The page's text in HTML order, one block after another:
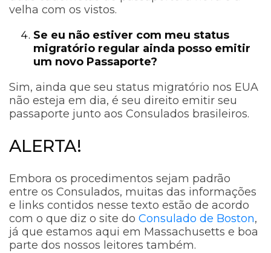
velha com os vistos.
Se eu não estiver com meu status
migratório regular ainda posso emitir
um novo Passaporte?
Sim, ainda que seu status migratório nos EUA
não esteja em dia, é seu direito emitir seu
passaporte junto aos Consulados brasileiros.
ALERTA!
Embora os procedimentos sejam padrão
entre os Consulados, muitas das informações
e links contidos nesse texto estão de acordo
com o que diz o site do Consulado de Boston,
já que estamos aqui em Massachusetts e boa
parte dos nossos leitores também.